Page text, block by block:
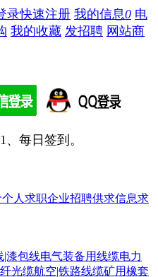
录快速注册 我的信息0 电
我的收藏 发招聘 网站商
1、每日签到。
个人求职企业招聘供求信息求
|漆包线电气装备用线缆电力
光缆航空|铁路线缆矿用橡套